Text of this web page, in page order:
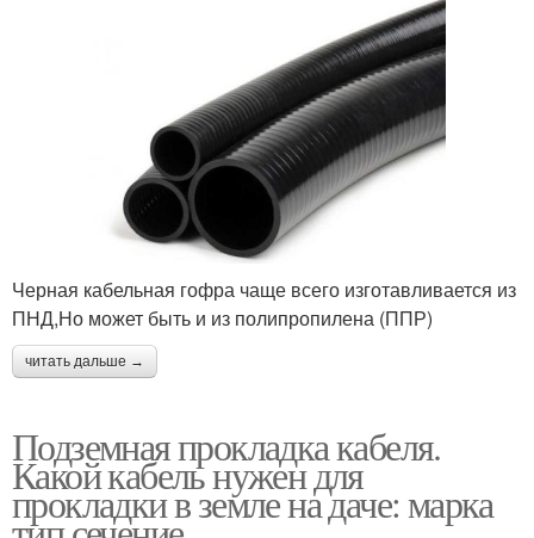
Гофры для подземной
прокладки
Трубы по техническим
характеристикам
Черная кабельная гофра чаще всего изготавливается из
ПНД,Но может быть и из полипропилена (ППР)
читать дальше →
Подземная прокладка кабеля.
Какой кабель нужен для
прокладки в земле на даче: марка